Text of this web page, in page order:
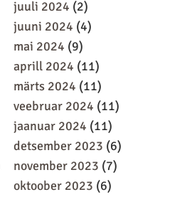
juuli 2024 (2)
juuni 2024 (4)
mai 2024 (9)
aprill 2024 (11)
märts 2024 (11)
veebruar 2024 (11)
jaanuar 2024 (11)
detsember 2023 (6)
november 2023 (7)
oktoober 2023 (6)